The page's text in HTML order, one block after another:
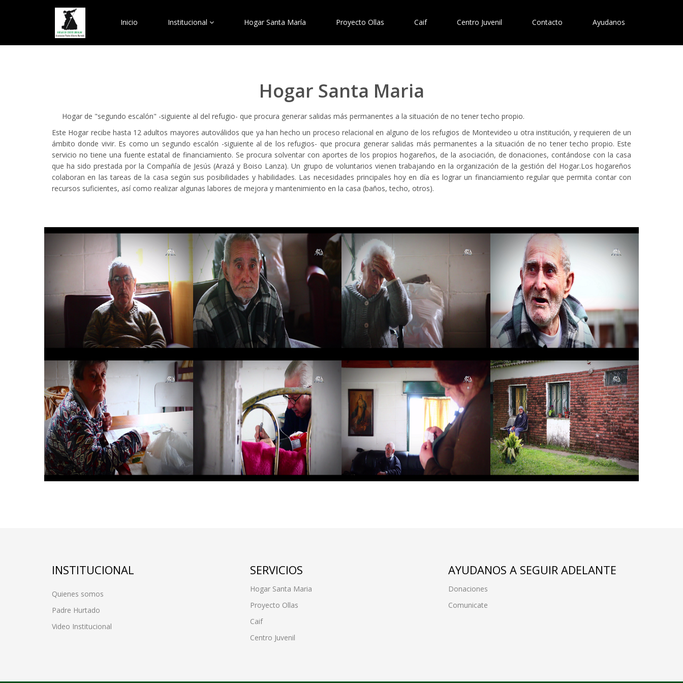
Inicio Institucional Hogar Santa María Proyecto Ollas Caif Centro Juvenil Contacto Ayudanos
Hogar Santa Maria
Hogar de "segundo escalón" -siguiente al del refugio- que procura generar salidas más permanentes a la situación de no tener techo propio.
Este Hogar recibe hasta 12 adultos mayores autoválidos que ya han hecho un proceso relacional en alguno de los refugios de Montevideo u otra institución, y requieren de un
ámbito donde vivir. Es como un segundo escalón -siguiente al de los refugios- que procura generar salidas más permanentes a la situación de no tener techo propio. Este
servicio no tiene una fuente estatal de financiamiento. Se procura solventar con aportes de los propios hogareños, de la asociación, de donaciones, contándose con la casa
que ha sido prestada por la Compañía de Jesús (Arazá y Boiso Lanza). Un grupo de voluntarios vienen trabajando en la organización de la gestión del Hogar.Los hogareños
colaboran en las tareas de la casa según sus posibilidades y habilidades. Las necesidades principales hoy en día es lograr un financiamiento regular que permita contar con
recursos suficientes, así como realizar algunas labores de mejora y mantenimiento en la casa (baños, techo, otros).
Hogar Santa Maria Hogar Santa Maria Hogar Santa Maria Hogar Santa Maria
Hogar Santa Maria Hogar Santa Maria Hogar Santa Maria Hogar Santa Maria
INSTITUCIONAL
Quienes somos
Padre Hurtado
Video Institucional
SERVICIOS
Hogar Santa Maria
Proyecto Ollas
Caif
Centro Juvenil
AYUDANOS A SEGUIR ADELANTE
Donaciones
Comunicate